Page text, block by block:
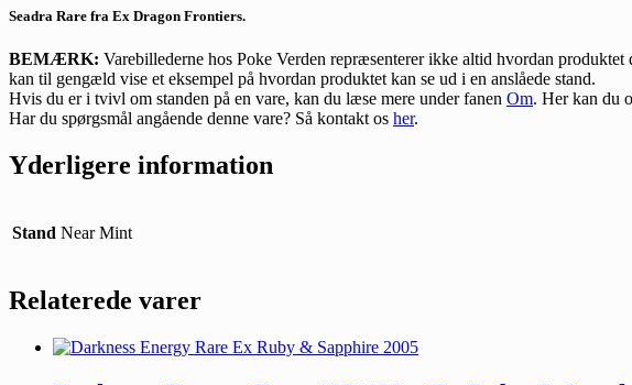
Seadra Rare fra Ex Dragon Frontiers.
BEMÆRK: Varebillederne hos Poke Verden repræsenterer ikke altid hvordan
kan til gengæld vise et eksempel på hvordan produktet kan se ud i en anslåede stand.
Hvis du er i tvivl om standen på en vare, kan du læse mere under fanen Om. Her kan du
Har du spørgsmål angående denne vare? Så kontakt os her.
Yderligere information
Stand Near Mint
Relaterede varer